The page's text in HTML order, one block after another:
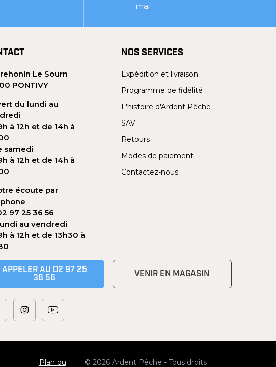
mail
Le Sourn
PONTIVY
du lundi au
à 12h et de 14h à
samedi
à 12h et de 14h à
écoute par
97 25 36 56
au vendredi
à 12h et de 13h30 à
NOS SERVICES
Expédition et livraison
Programme de fidélité
L'histoire d'Ardent Pêche
SAV
Retours
Modes de paiement
Contactez-nous
APPELER AU 02 97 25
36 56
VENIR EN MAGASIN
Plan du © 2026 Ardent Pêche - Tous droits